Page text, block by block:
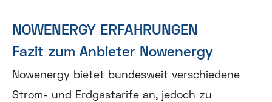
NOWENERGY ERFAHRUNGEN
Fazit zum Anbieter Nowenergy
Nowenergy bietet bundesweit verschiedene
Strom- und Erdgastarife an, jedoch zu